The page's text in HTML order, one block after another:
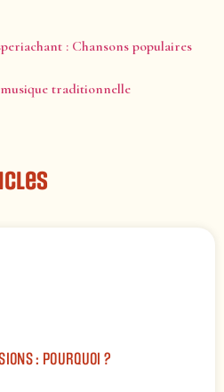
: Chansons populaires
traditionnelle
: POURQUOI ?